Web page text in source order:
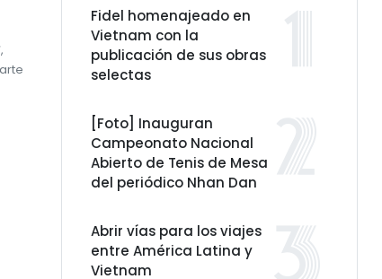
Fidel homenajeado en
Vietnam con la
publicación de sus obras
selectas
[Foto] Inauguran
Campeonato Nacional
Abierto de Tenis de Mesa
del periódico Nhan Dan
Abrir vías para los viajes
entre América Latina y
Vietnam